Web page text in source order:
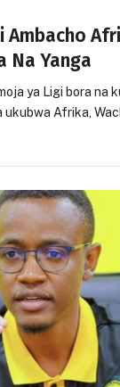
Ambacho
Na Yanga
ya Ligi bora na
Afrika,